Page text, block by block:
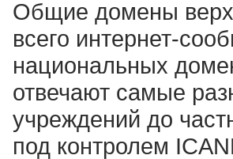
Общие домены
всего интернет-
национальных
отвечают самые
учреждений до
под контролем